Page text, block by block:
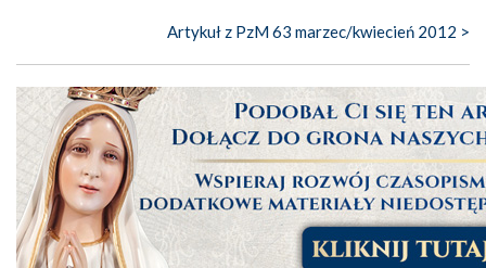
Artykuł z PzM 63 marzec/kwiecień 2012 >